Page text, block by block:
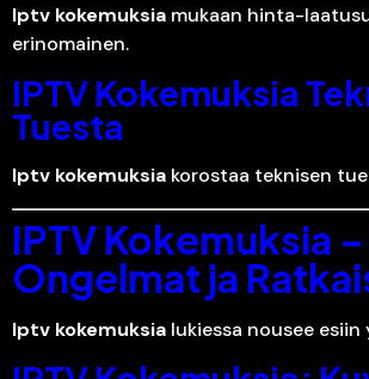
Iptv kokemuksia mukaan hinta-
erinomainen.
IPTV Kokemuksia
Tuesta
Iptv kokemuksia korostaa teknisen
IPTV Kokemuksia
Ongelmat ja
Iptv kokemuksia lukiessa nousee esiin